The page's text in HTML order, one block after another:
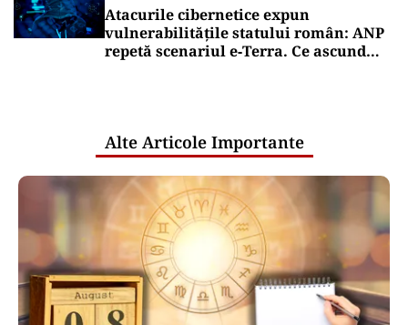
Atacurile cibernetice expun
vulnerabilitățile statului român: ANP
repetă scenariul e‑Terra. Ce ascund
Alte Articole Importante